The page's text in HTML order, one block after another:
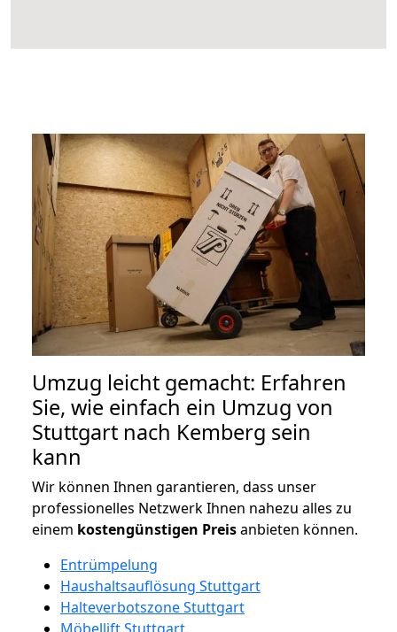
Umzug leicht gemacht: Erfahren
Sie, wie einfach ein Umzug von
Stuttgart nach Kemberg sein
kann
Wir können Ihnen garantieren, dass unser
professionelles Netzwerk Ihnen nahezu alles zu
einem kostengünstigen Preisanbieten können.
Entrümpelung
Haushaltsauflösung Stuttgart
Halteverbotszone Stuttgart